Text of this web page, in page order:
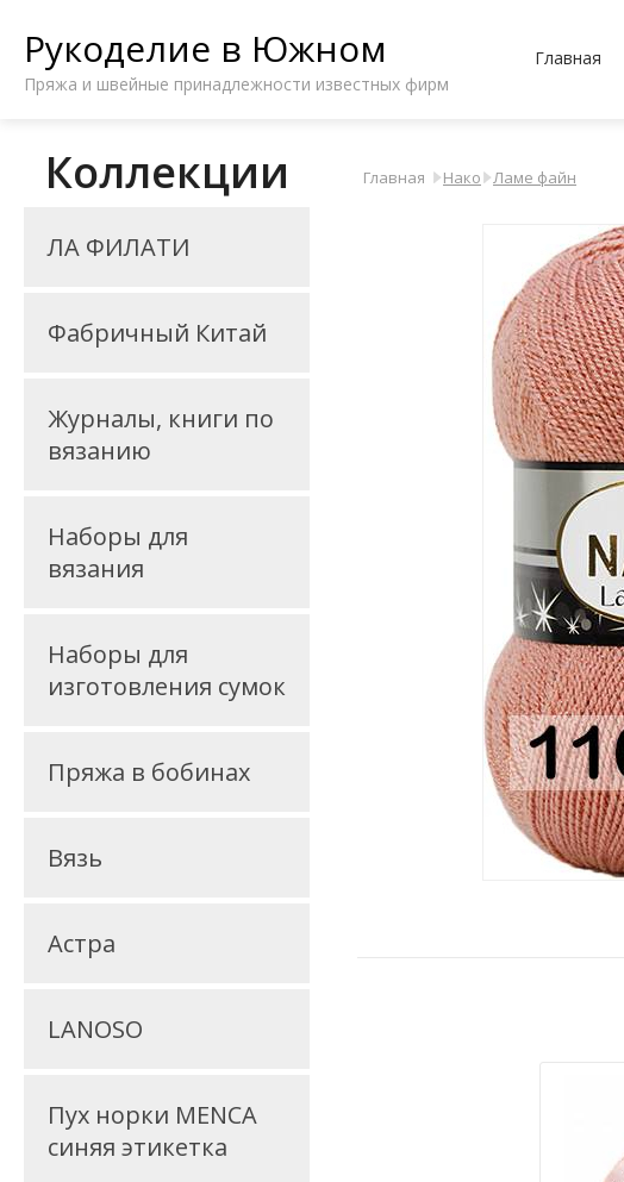
Рукоделие в Южном
Пряжа и швейные принадлежности известных фирм
Главная
Коллекции
ЛА ФИЛАТИ
Фабричный Китай
Журналы, книги по
вязанию
Наборы для
вязания
Наборы для
изготовления сумок
Пряжа в бобинах
Вязь
Астра
LANOSO
Пух норки MENCA
синяя этикетка
Главная Нако Ламе файн